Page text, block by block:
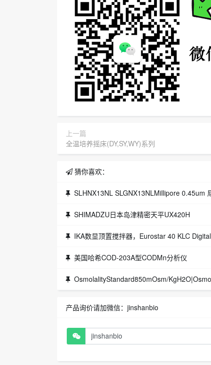
上一篇
全温培养摇床(DY,SY,WY)系列
猜你喜欢：
SLHNX13NL SLGNX13NLMillipore 0.45um
SHIMADZU日本岛津精密天平UX420H
IKA数显顶置搅拌器，Eurostar 40 KLC
美国哈希COD-203A型CODMn分析仪
OsmolalityStandard850mOsm/
产品询价请加微信：jinshanbio